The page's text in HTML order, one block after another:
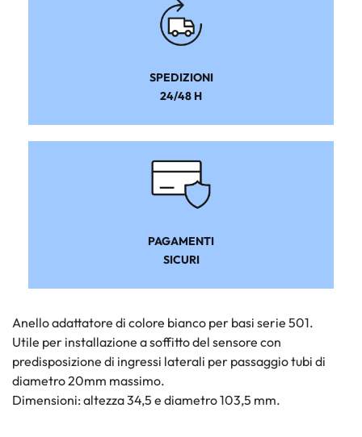
SPEDIZIONI
24/48 H
PAGAMENTI
SICURI
Anello adattatore di colore bianco per basi serie 501.
Utile per installazione a soffitto del sensore con
predisposizione di ingressi laterali per passaggio tubi di
diametro 20mm massimo.
Dimensioni: altezza 34,5 e diametro 103,5 mm.